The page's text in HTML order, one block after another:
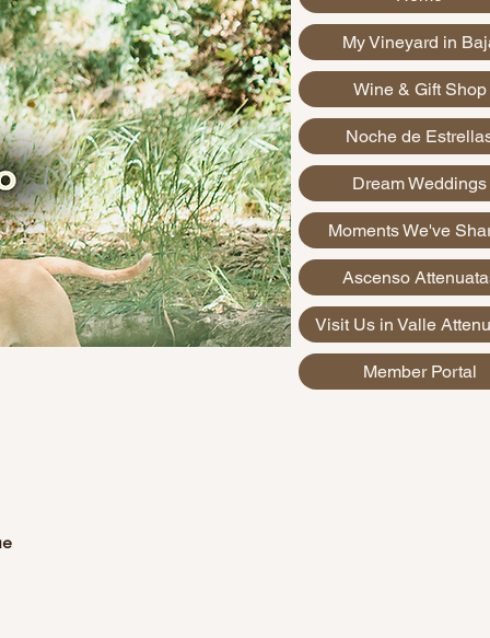
My Vineyard in
Wine & Gift Shop
Noche de
Dream Weddings
Moments We've
Ascenso
Visit Us in Valle
Member Portal